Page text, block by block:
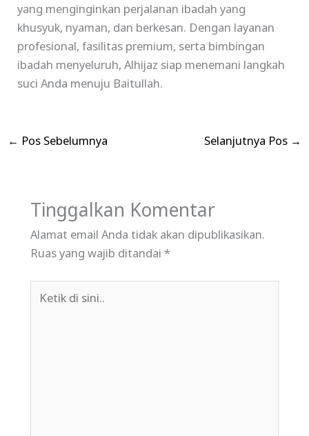
yang menginginkan perjalanan ibadah yang
khusyuk, nyaman, dan berkesan. Dengan layanan
profesional, fasilitas premium, serta bimbingan
ibadah menyeluruh, Alhijaz siap menemani langkah
suci Anda menuju Baitullah.
← Pos Sebelumnya Selanjutnya Pos →
Tinggalkan Komentar
Alamat email Anda tidak akan dipublikasikan.
Ruas yang wajib ditandai *